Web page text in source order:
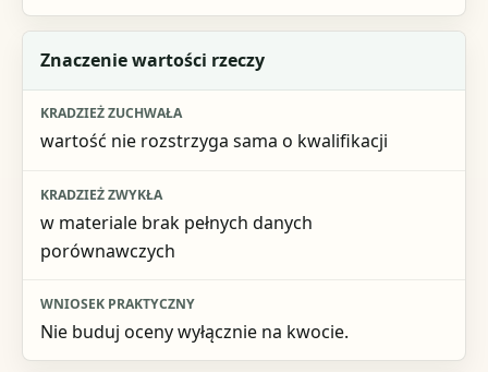
Znaczenie wartości rzeczy
wartość nie rozstrzyga sama o kwalifikacji
w materiale brak pełnych danych
porównawczych
Nie buduj oceny wyłącznie na kwocie.